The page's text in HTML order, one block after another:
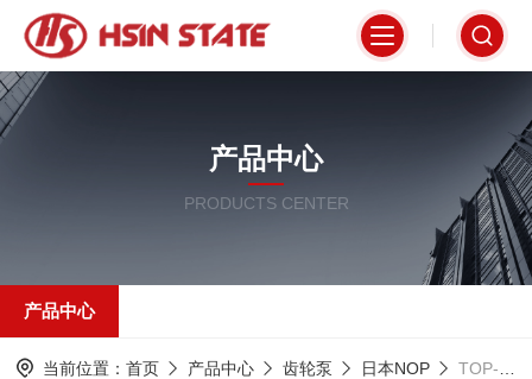
产品中心
PRODUCTS CENTER
产品中心
当前位置： 首页 产品中心 齿轮泵 日本NOP TOP-13MAVB日本NOP给油泵